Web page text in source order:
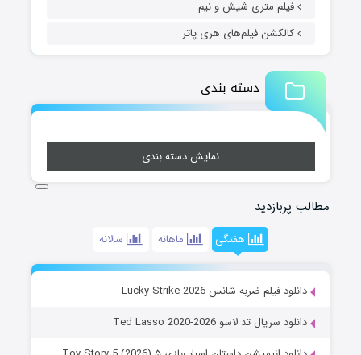
فیلم متری شیش و نیم
کالکشن فیلم‌های هری پاتر
دسته بندی
نمایش دسته بندی
مطالب پربازدید
هفتگی ماهانه سالانه
دانلود فیلم ضربه شانس Lucky Strike 2026
دانلود سریال تد لاسو Ted Lasso 2020-2026